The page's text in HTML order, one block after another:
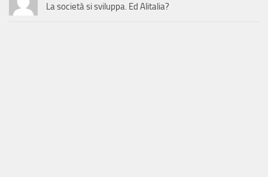
La società si sviluppa. Ed Alitalia?